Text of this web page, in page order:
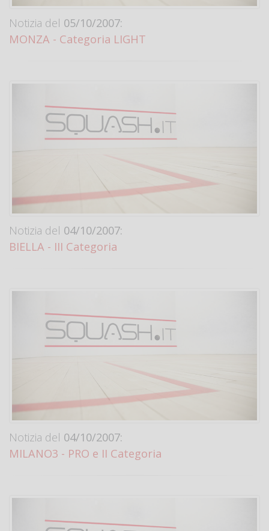
Notizia del 05/10/2007:
MONZA - Categoria LIGHT
Notizia del 04/10/2007:
BIELLA - III Categoria
Notizia del 04/10/2007:
MILANO3 - PRO e II Categoria